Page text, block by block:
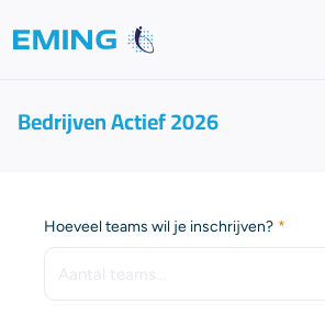
Bedrijven Actief 2026
Hoeveel teams wil je inschrijven?(Vereist)